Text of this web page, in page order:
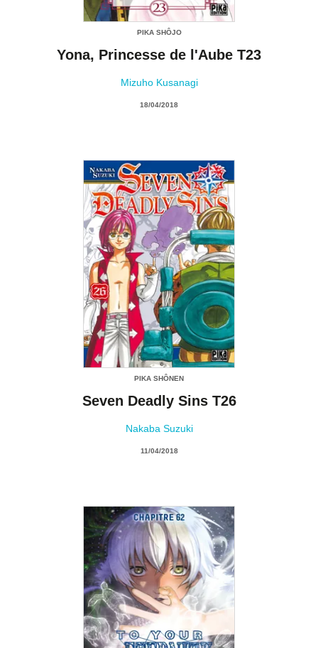
PIKA SHÔJO
Yona, Princesse de l'Aube T23
Mizuho Kusanagi
18/04/2018
PIKA SHÔNEN
Seven Deadly Sins T26
Nakaba Suzuki
11/04/2018